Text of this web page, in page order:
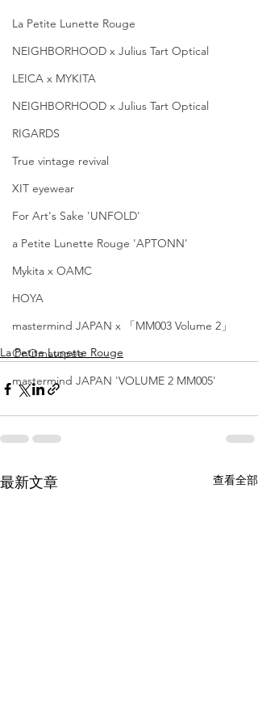
La Petite Lunette Rouge
NEIGHBORHOOD x Julius Tart Optical
LEICA x MYKITA
NEIGHBORHOOD x Julius Tart Optical
RIGARDS
True vintage revival
XIT eyewear
For Art's Sake 'UNFOLD'
a Petite Lunette Rouge 'APTONN'
Mykita x OAMC
HOYA
mastermind JAPAN x 「MM003 Volume 2」
OnOmatopee
mastermind JAPAN 'VOLUME 2 MM005'
La Petite Lunette Rouge
最新文章 查看全部